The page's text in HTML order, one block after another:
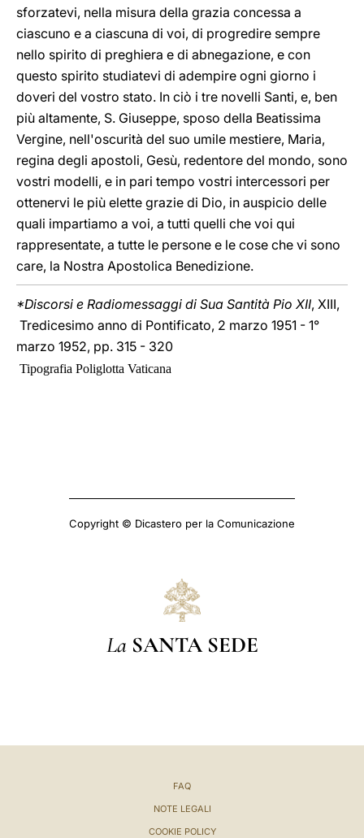
sforzatevi, nella misura della grazia concessa a
ciascuno e a ciascuna di voi, di progredire sempre
nello spirito di preghiera e di abnegazione, e con
questo spirito studiatevi di adempire ogni giorno i
doveri del vostro stato. In ciò i tre novelli Santi, e, ben
più altamente, S. Giuseppe, sposo della Beatissima
Vergine, nell'oscurità del suo umile mestiere, Maria,
regina degli apostoli, Gesù, redentore del mondo, sono
vostri modelli, e in pari tempo vostri intercessori per
ottenervi le più elette grazie di Dio, in auspicio delle
quali impartiamo a voi, a tutti quelli che voi qui
rappresentate, a tutte le persone e le cose che vi sono
care, la Nostra Apostolica Benedizione.
*Discorsi e Radiomessaggi di Sua Santità Pio XII, XIII,
Tredicesimo anno di Pontificato, 2 marzo 1951 - 1°
marzo 1952, pp. 315 - 320
Tipografia Poliglotta Vaticana
Copyright © Dicastero per la Comunicazione
La SANTA SEDE
FAQ
NOTE LEGALI
COOKIE POLICY